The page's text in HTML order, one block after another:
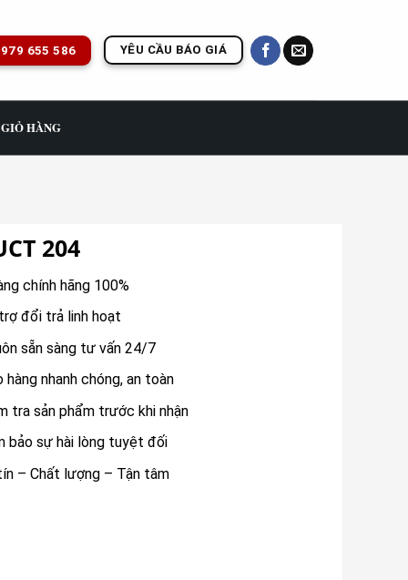
655 586 YÊU CẦU BÁO GIÁ
GIỎ HÀNG
204
chính hãng 100%
đổi trả linh hoạt
sẵn sàng tư vấn 24/7
hàng nhanh chóng, an toàn
tra sản phẩm trước khi nhận
bảo sự hài lòng tuyệt đối
– Chất lượng – Tận tâm